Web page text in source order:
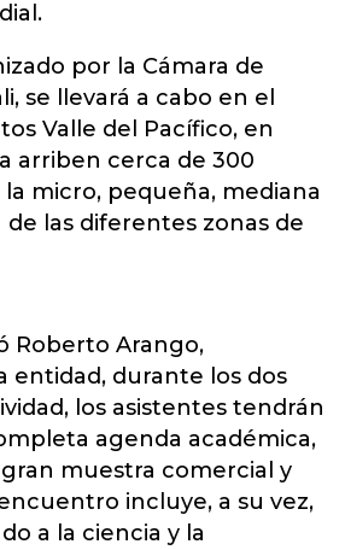
por la Cámara de
se llevará a cabo en el
Valle del Pacífico, en
arriben cerca de 300
micro, pequeña, mediana
las diferentes zonas de
Roberto Arango,
entidad, durante los dos
los asistentes tendrán
agenda académica,
muestra comercial y
incluye, a su vez,
a la ciencia y la